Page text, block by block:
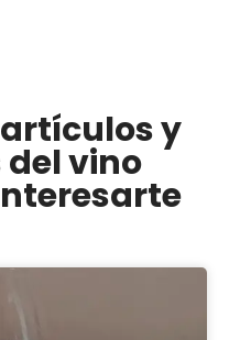
y
vino